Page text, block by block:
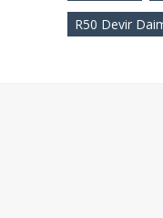
R50 Devir